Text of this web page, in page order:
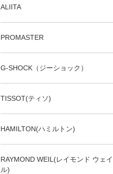
ALIITA
PROMASTER
G-SHOCK（ジーショック）
TISSOT(ティソ)
HAMILTON(ハミルトン)
RAYMOND WEIL(レイモンド ウェイ
ル)